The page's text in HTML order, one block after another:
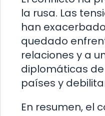
la rusa. Las
han
quedado
relaciones y a
diplomáticas
países y
En resumen, el